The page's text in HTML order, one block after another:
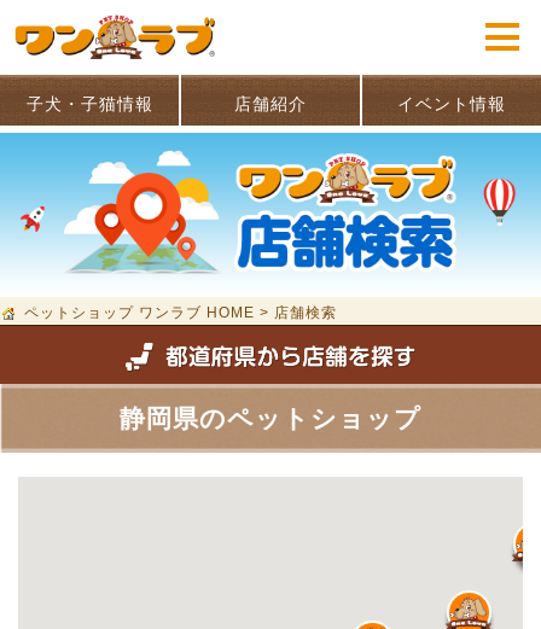
子犬・子猫情報 店舗紹介 イベント情報
ペットショップ ワンラブ HOME > 店舗検索
静岡県のペットショップ